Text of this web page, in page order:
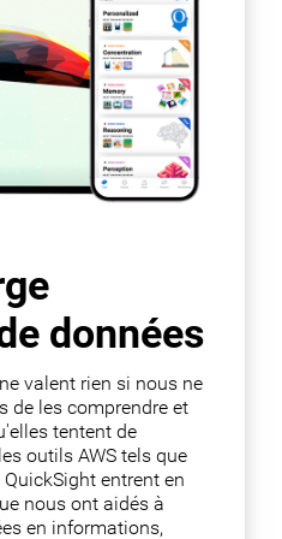
données
valent rien si nous ne
de les comprendre et
tentent de
outils AWS tels que
entrent en
nous ont aidés à
en informations,